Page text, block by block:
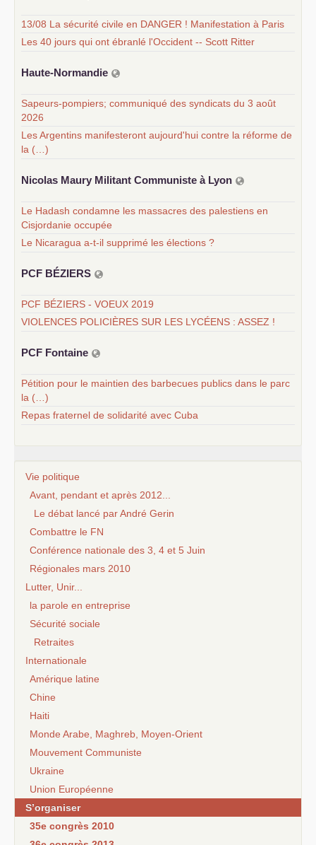
13/08 La sécurité civile en DANGER ! Manifestation à Paris
Les 40 jours qui ont ébranlé l'Occident -- Scott Ritter
Haute-Normandie
Sapeurs-pompiers; communiqué des syndicats du 3 août
2026
Les Argentins manifesteront aujourd'hui contre la réforme de
la (…)
Nicolas Maury Militant Communiste à Lyon
Le Hadash condamne les massacres des palestiens en
Cisjordanie occupée
Le Nicaragua a-t-il supprimé les élections ?
PCF BÉZIERS
PCF BÉZIERS - VOEUX 2019
VIOLENCES POLICIÈRES SUR LES LYCÉENS : ASSEZ !
PCF Fontaine
Pétition pour le maintien des barbecues publics dans le parc
la (…)
Repas fraternel de solidarité avec Cuba
Vie politique
Avant, pendant et après 2012...
Le débat lancé par André Gerin
Combattre le FN
Conférence nationale des 3, 4 et 5 Juin
Régionales mars 2010
Lutter, Unir...
la parole en entreprise
Sécurité sociale
Retraites
Internationale
Amérique latine
Chine
Haiti
Monde Arabe, Maghreb, Moyen-Orient
Mouvement Communiste
Ukraine
Union Européenne
S’organiser
35e congrès 2010